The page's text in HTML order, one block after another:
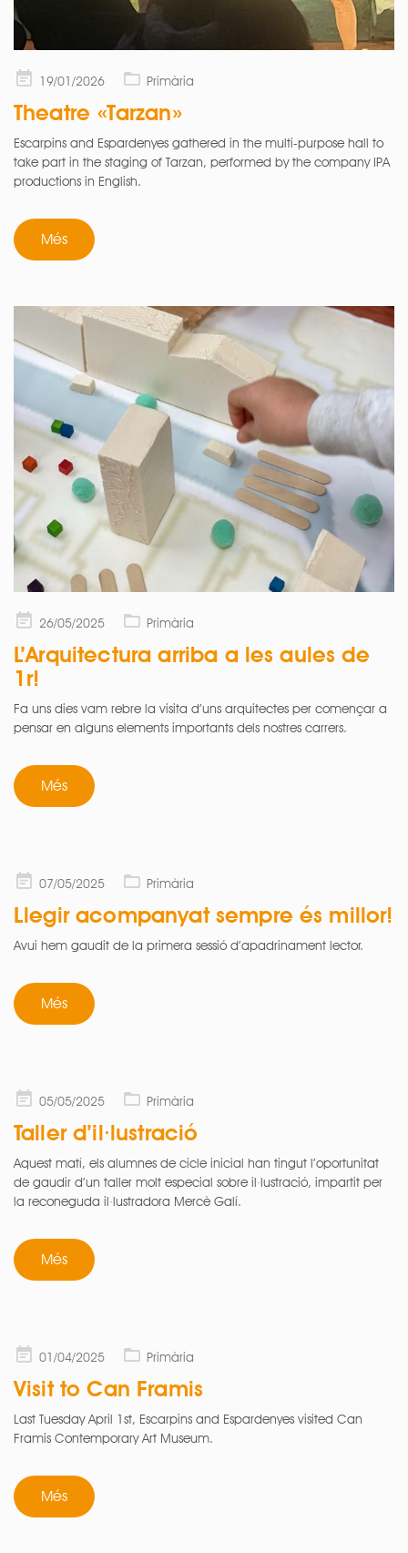
Posted19/01/2026 Primària
Theatre «Tarzan»
Escarpins and Espardenyes gathered in the multi-purpose hall to
take part in the staging of Tarzan, performed by the company IPA
productions in English.
Més
Posted26/05/2025 Primària
L’Arquitectura arriba a les aules de
1r!
Fa uns dies vam rebre la visita d’uns arquitectes per començar a
pensar en alguns elements importants dels nostres carrers.
Més
Posted07/05/2025 Primària
Llegir acompanyat sempre és millor!
Avui hem gaudit de la primera sessió d’apadrinament lector.
Més
Posted05/05/2025 Primària
Taller d’il·lustració
Aquest matí, els alumnes de cicle inicial han tingut l’oportunitat
de gaudir d’un taller molt especial sobre il·lustració, impartit per
la reconeguda il·lustradora Mercè Galí.
Més
Posted01/04/2025 Primària
Visit to Can Framis
Last Tuesday April 1st, Escarpins and Espardenyes visited Can
Framis Contemporary Art Museum.
Més